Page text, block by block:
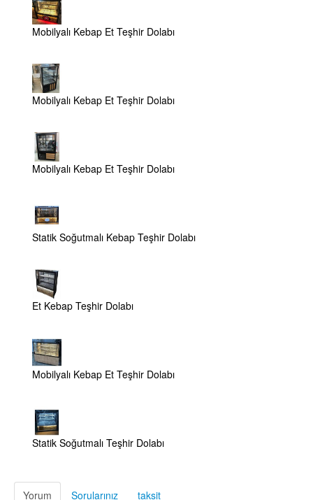
Mobilyalı Kebap Et Teşhir Dolabı
Mobilyalı Kebap Et Teşhir Dolabı
Mobilyalı Kebap Et Teşhir Dolabı
Statik Soğutmalı Kebap Teşhir Dolabı
Et Kebap Teşhir Dolabı
Mobilyalı Kebap Et Teşhir Dolabı
Statik Soğutmalı Teşhir Dolabı
Yorum Sorularınız taksit